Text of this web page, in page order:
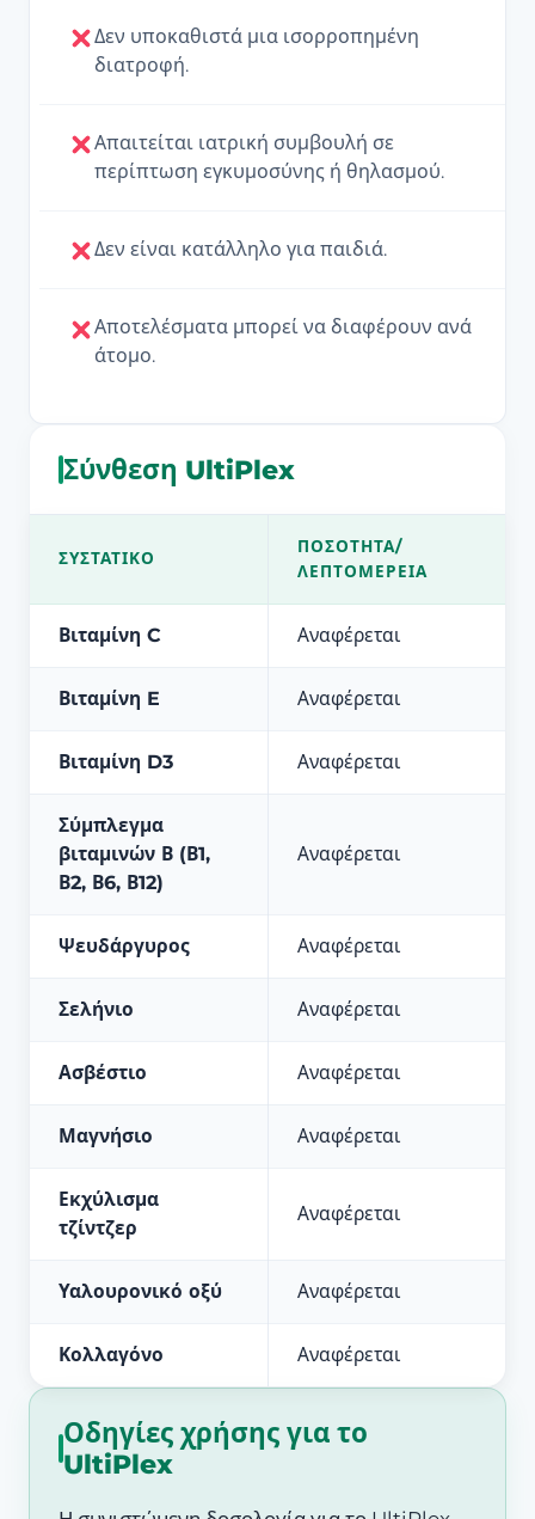
Δεν υποκαθιστά μια ισορροπημένη
διατροφή.
Απαιτείται ιατρική συμβουλή σε
περίπτωση εγκυμοσύνης ή θηλασμού.
Δεν είναι κατάλληλο για παιδιά.
Αποτελέσματα μπορεί να διαφέρουν ανά
άτομο.
Σύνθεση UltiPlex
ΣΥΣΤΑΤΙΚΌ
ΠΟΣΌΤΗΤΑ/
ΛΕΠΤΟΜΈΡΕΙΑ
Βιταμίνη C Αναφέρεται
Βιταμίνη E Αναφέρεται
Βιταμίνη D3 Αναφέρεται
Σύμπλεγμα
βιταμινών Β (Β1,
Β2, Β6, Β12)
Αναφέρεται
Ψευδάργυρος Αναφέρεται
Σελήνιο Αναφέρεται
Ασβέστιο Αναφέρεται
Μαγνήσιο Αναφέρεται
Εκχύλισμα
τζίντζερ
Αναφέρεται
Υαλουρονικό οξύ Αναφέρεται
Κολλαγόνο Αναφέρεται
Οδηγίες χρήσης για το
UltiPlex